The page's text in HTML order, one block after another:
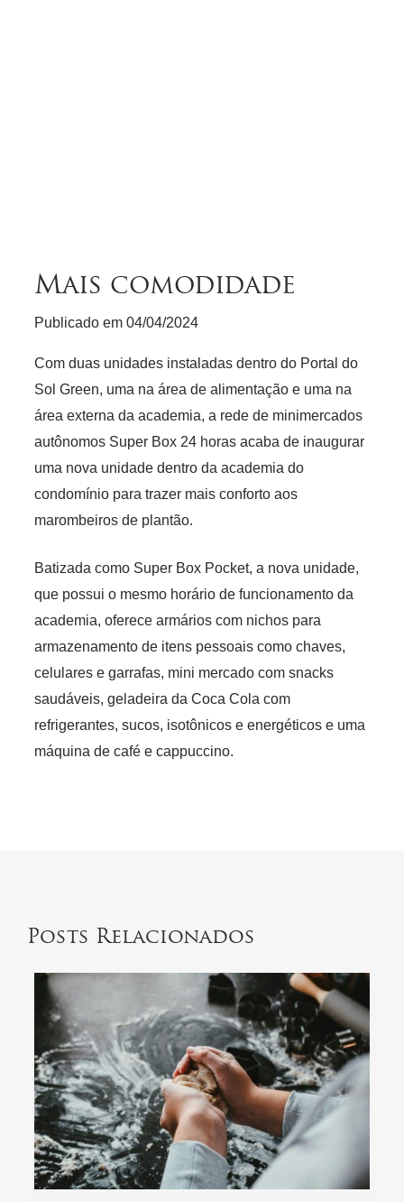
Mais comodidade
Publicado em 04/04/2024
Com duas unidades instaladas dentro do Portal do
Sol Green, uma na área de alimentação e uma na
área externa da academia, a rede de minimercados
autônomos Super Box 24 horas acaba de inaugurar
uma nova unidade dentro da academia do
condomínio para trazer mais conforto aos
marombeiros de plantão.
Batizada como Super Box Pocket, a nova unidade,
que possui o mesmo horário de funcionamento da
academia, oferece armários com nichos para
armazenamento de itens pessoais como chaves,
celulares e garrafas, mini mercado com snacks
saudáveis, geladeira da Coca Cola com
refrigerantes, sucos, isotônicos e energéticos e uma
máquina de café e cappuccino.
Posts Relacionados